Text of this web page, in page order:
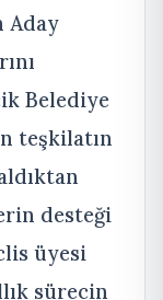
Aday
Belediye
teşkilatın
desteği
üyesi
sürecin